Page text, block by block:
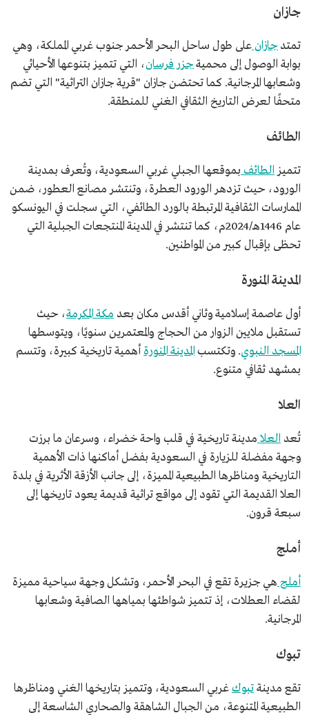
جازان
تمتد جازانعلى طول ساحل البحر الأحمر جنوب غربي المملكة، وهي
بوابة الوصول إلى محميةجزر فرسان، التي تتميز بتنوعها الأحيائي
وشعابها المرجانية. كما تحتضن جازان "قرية جازان التراثية" التي تضم
متحفًا لعرض التاريخ الثقافي الغني للمنطقة.
الطائف
تتميز الطائف بموقعها الجبلي غربي السعودية، وتُعرف بمدينة
الورود، حيث تزدهر الورود العطرة، وتنتشر مصانع العطور، ضمن
الممارسات الثقافية المرتبطة بالورد الطائفي، التي سجلت في اليونسكو
عام 1446هـ/2024م، كما تنتشر في المدينة المنتجعات الجبلية التي
تحظى بإقبال كبير من المواطنين.
المدينة المنورة
أول عاصمة إسلامية وثاني أقدس مكان بعد مكة المكرمة، حيث
تستقبل ملايين الزوار من الحجاج والمعتمرين سنويًا، ويتوسطها
المسجد النبوي. وتكتسبالمدينة المنورة أهمية تاريخية كبيرة، وتتسم
بمشهد ثقافي متنوع.
العلا
تُعد العلا مدينة تاريخية في قلب واحة خضراء، وسرعان ما برزت
وجهة مفضلة للزيارة في السعودية بفضل أماكنها ذات الأهمية
التاريخية ومناظرها الطبيعية المميزة، إلى جانب الأزقة الأثرية في بلدة
العلا القديمة التي تقود إلى مواقع تراثية قديمة يعود تاريخها إلى
سبعة قرون.
أملج
أملج هي جزيرة تقع في البحر الأحمر، وتشكل وجهة سياحية مميزة
لقضاء العطلات، إذ تتميز شواطئها بمياهها الصافية وشعابها
المرجانية.
تبوك
تقع مدينةتبوكغربي السعودية، وتتميز بتاريخها الغني ومناظرها
الطبيعية المتنوعة، من الجبال الشاهقة والصحاري الشاسعة إلى